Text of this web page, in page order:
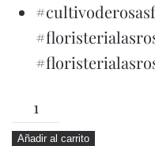
CARLA
cantidad
Añadir al carrito